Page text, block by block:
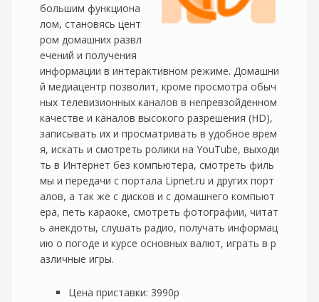
большим функциона
лом, становясь цент
ром домашних развл
ечений и получения
информации в интерактивном режиме. Домашни
й медиацентр позволит, кроме просмотра обыч
ных телевизионных каналов в непревзойденном
качестве и каналов высокого разрешения (HD),
записывать их и просматривать в удобное врем
я, искать и смотреть ролики на YouTube, выходи
ть в Интернет без компьютера, смотреть филь
мы и передачи с портала Lipnet.ru и других порт
алов, а так же с дисков и с домашнего компьют
ера, петь караоке, смотреть фотографии, читат
ь анекдоты, слушать радио, получать информац
ию о погоде и курсе основных валют, играть в р
азличные игры.
Цена приставки: 3990р